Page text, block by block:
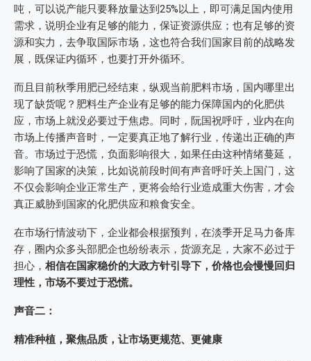
吨，可以说产能只要释放量达到25%以上，即可满足国内使用
需求，说明企业有足够的能力，保证资源供应；也有足够的资
源和实力，去争取国际市场，这也符合我们国家目前的战略发
展，既保证内循环，也要打开外循环。
而且目前秋季用肥已经结束，纵观当前肥料市场，国内哪里出
现了缺货呢？肥料生产企业有足够的能力保障国内的化肥供
应，市场上就没必要过于焦虑。同时，阮国祝呼吁，业内在向
市场上传播声音时，一定要真正地了解行业，传递出正确的声
音。市场过于恐慌，负面影响很大，如果任由这种情绪蔓延，
影响了国家的决策，比如说前段时间有声音呼吁关上国门，这
不仅会影响企业正常生产，更将会给行业造成重大伤害，才会
真正威胁到国家的化肥供应和粮食安全。
在市场行情波动下，企业都会根据预判，在淡季开足马力备库
存，圈内众多头部肥企也纷纷表示，货源充足，大家不必过于
担心， 相信在国家稳价的大政方针引导下，价格也会慢慢回归
理性，市场不要过于恐慌。
声音二：
精准种植，聚焦品质，让市场更规范、更健康